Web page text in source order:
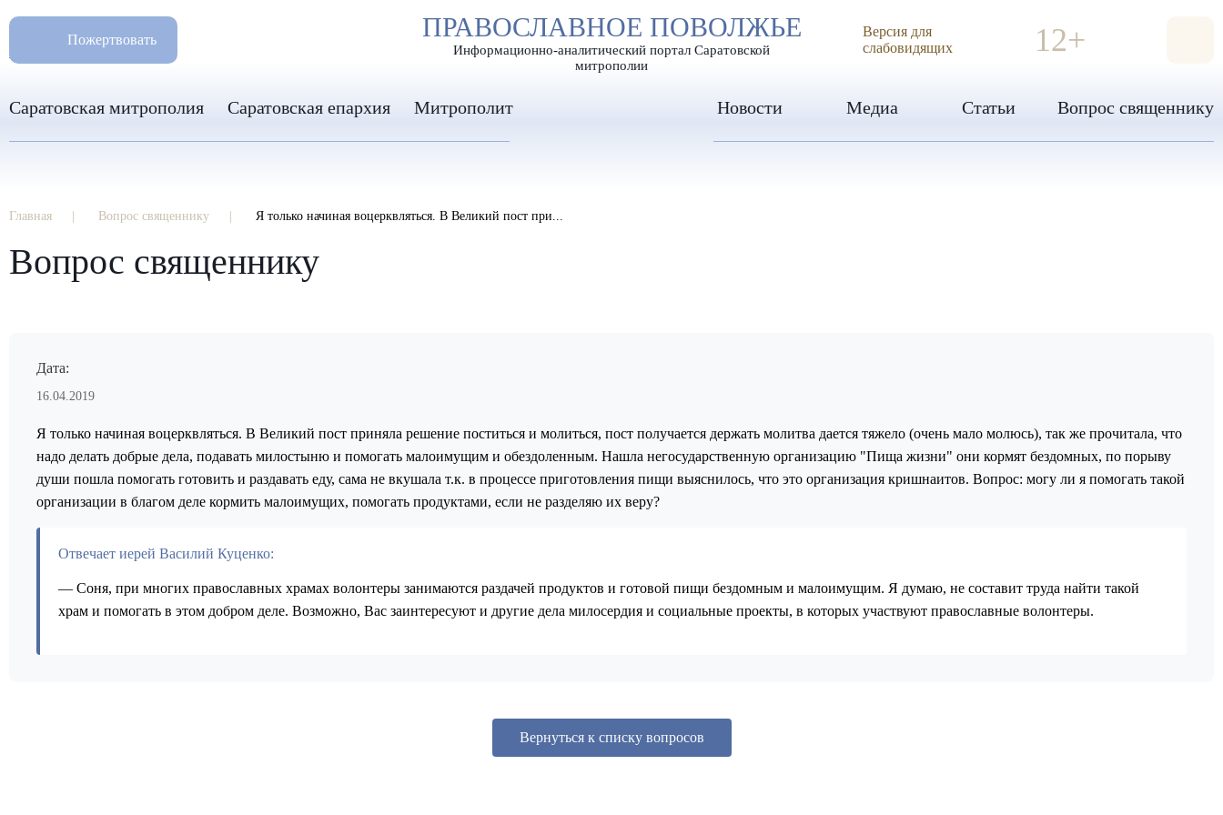
РАЗМЕР ШРИФТА А А А ИЗОБРАЖЕНИЯ
ПРАВОСЛАВНОЕ ПОВОЛЖЬЕ
Информационно-аналитический портал Саратовской
митрополии
Пожертвовать
8 960 346 31 04
info-sar@mail.ru
Версия для
слабовидящих
12+
Саратовская митрополия Саратовская епархия Митрополит Новости Медиа Статьи Вопрос священнику
Главная Вопрос священнику Я только начиная воцерквляться. В Великий пост при...
Вопрос священнику
Дата:
16.04.2019
Я только начиная воцерквляться. В Великий пост приняла решение поститься и молиться, пост получается держать молитва дается тяжело (очень мало молюсь), так же прочитала, что
надо делать добрые дела, подавать милостыню и помогать малоимущим и обездоленным. Нашла негосударственную организацию "Пища жизни" они кормят бездомных, по порыву
души пошла помогать готовить и раздавать еду, сама не вкушала т.к. в процессе приготовления пищи выяснилось, что это организация кришнаитов. Вопрос: могу ли я помогать такой
организации в благом деле кормить малоимущих, помогать продуктами, если не разделяю их веру?
Отвечает иерей Василий Куценко:
— Соня, при многих православных храмах волонтеры занимаются раздачей продуктов и готовой пищи бездомным и малоимущим. Я думаю, не составит труда найти такой
храм и помогать в этом добром деле. Возможно, Вас заинтересуют и другие дела милосердия и социальные проекты, в которых участвуют православные волонтеры.
Вернуться к списку вопросов